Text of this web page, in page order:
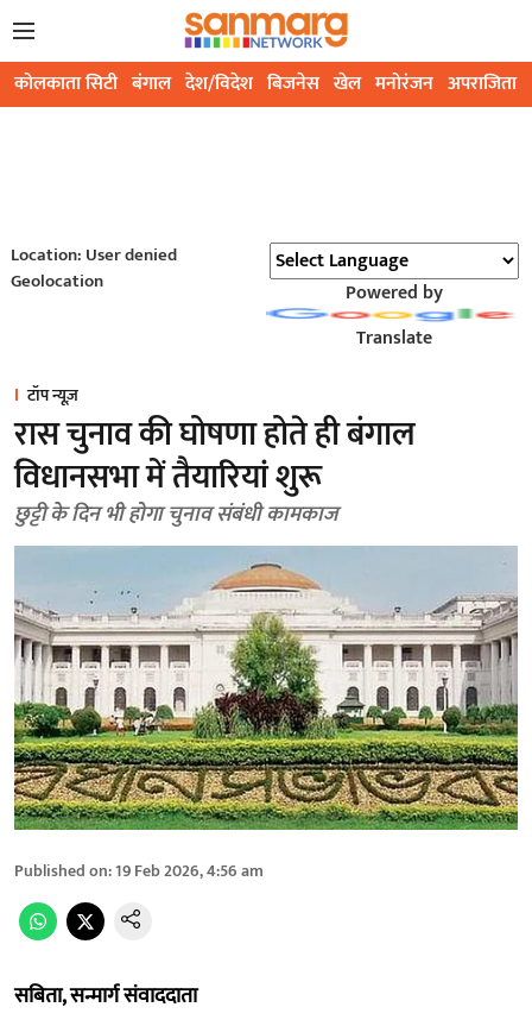
कोलकाता सिटी बंगाल देश/विदेश बिजनेस खेल मनोरंजन अपराजिता
Location: User denied
Geolocation
Powered by
Translate
टॉप न्यूज़
रास चुनाव की घोषणा होते ही बंगाल
विधानसभा में तैयारियां शुरू
छुट्टी के दिन भी होगा चुनाव संबंधी कामकाज
Published on:19 Feb 2026, 4:56 am
सबिता, सन्मार्ग संवाददाता